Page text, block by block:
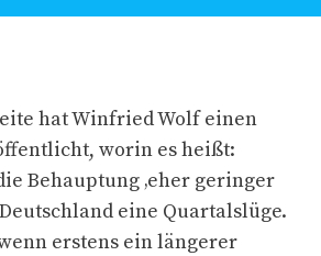
hat Winfried Wolf einen
worin es heißt:
Behauptung ‚eher geringer
eine Quartalslüge.
erstens ein längerer